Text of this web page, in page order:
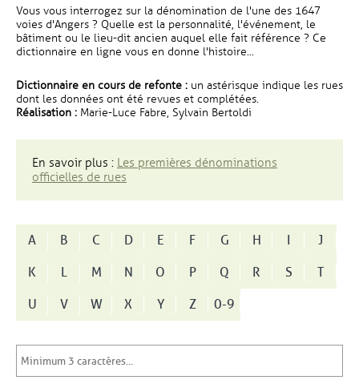
Vous vous interrogez sur la dénomination de l'une des 1647
voies d'Angers ? Quelle est la personnalité, l'événement, le
bâtiment ou le lieu-dit ancien auquel elle fait référence ? Ce
dictionnaire en ligne vous en donne l'histoire...
Dictionnaire en cours de refonte : un astérisque indique les rues
dont les données ont été revues et complétées.
Réalisation : Marie-Luce Fabre, Sylvain Bertoldi
En savoir plus : Les premières dénominations
officielles de rues
A B C D E F G H I
J
K
L M N O P Q R S
T
U
V W X Y Z 0-9